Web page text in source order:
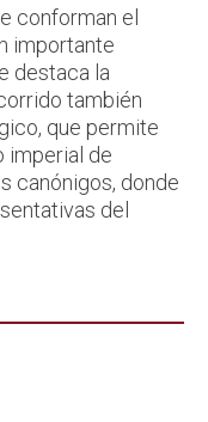
conforman el
importante
destaca la
también
que permite
imperial de
canónigos, donde
del